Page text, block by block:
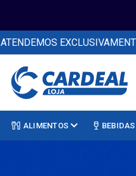
ATENDEMOS
ALIMENTOS BEBIDAS